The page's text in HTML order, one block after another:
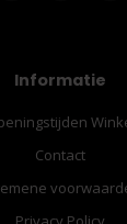
Informatie
Contact